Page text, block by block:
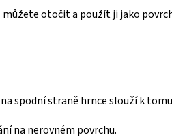
otočit a použít ji jako
spodní straně hrnce slouží k
na nerovném povrchu.